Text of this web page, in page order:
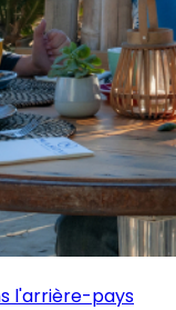
l'arrière-pays